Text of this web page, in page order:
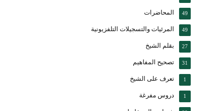
المحاضرات 49
المرئيات والتسجيلات التلفزيونية 49
بقلم الشيخ 27
تصحيح المفاهيم 31
تعرف على الشيخ 1
دروس مفرغة 1